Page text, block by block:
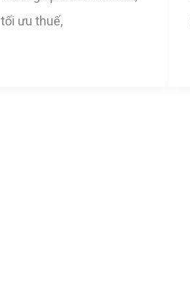
tối ưu thuế,